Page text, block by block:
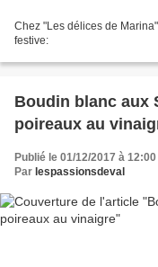
Chez "Les délices de
festive:
Boudin blanc aux
poireaux au
Publié le 01/12/2017 à 12:00
Par lespassionsdeval